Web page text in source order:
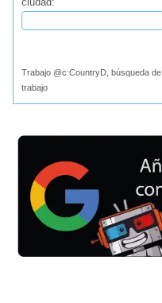
Trabajo @c:CountryD, búsqueda de
trabajo